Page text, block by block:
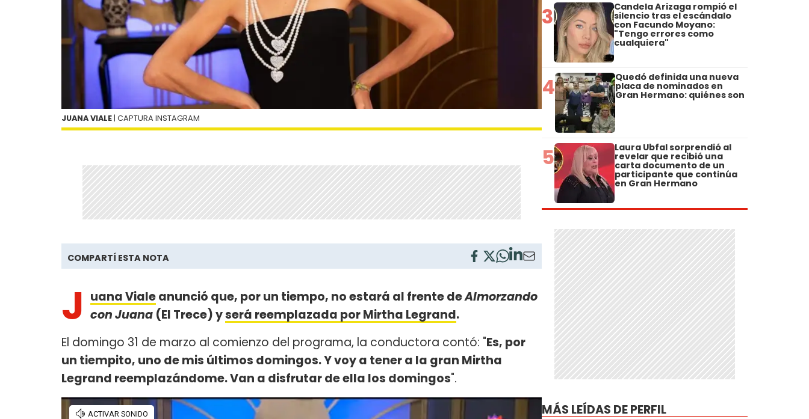
JUANA VIALE | CAPTURA INSTAGRAM
COMPARTÍ ESTA NOTA
J uana Vialeanunció que, por un tiempo, no estará al frente deAlmorzando
con Juana (El Trece) yserá reemplazada por Mirtha Legrand.
El domingo 31 de marzo al comienzo del programa, la conductora contó: "Es, por
un tiempito, uno de mis últimos domingos. Y voy a tener a la gran Mirtha
Legrand reemplazándome. Van a disfrutar de ella los domingos".
3 Candela Arizaga rompió el
silencio tras el escándalo
con Facundo Moyano:
"Tengo errores como
cualquiera"
4 Quedó definida una nueva
placa de nominados en
Gran Hermano: quiénes son
5 Laura Ubfal sorprendió al
revelar que recibió una
carta documento de un
participante que continúa
en Gran Hermano
MÁS LEÍDAS DE PERFIL